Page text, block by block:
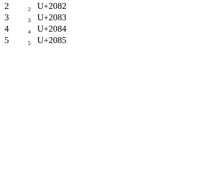
2
₂
U+2082
3
₃
U+2083
4
₄
U+2084
5
₅ U+2085